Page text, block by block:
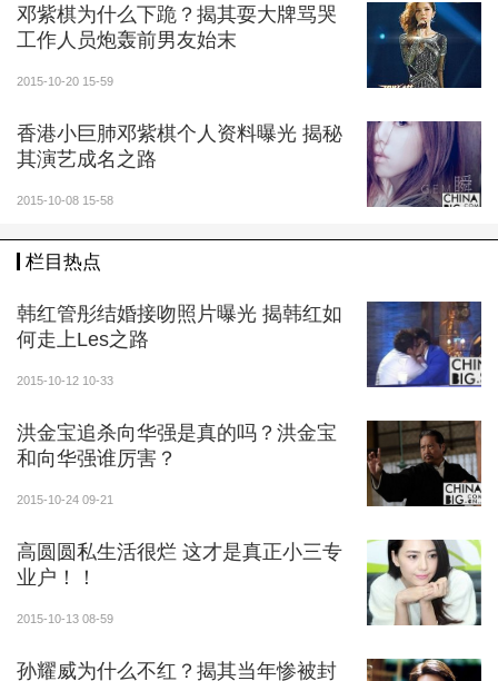
邓紫棋为什么下跪？揭其耍大牌骂哭
工作人员炮轰前男友始末
2015-10-20 15-59
香港小巨肺邓紫棋个人资料曝光 揭秘
其演艺成名之路
2015-10-08 15-58
栏目热点
韩红管彤结婚接吻照片曝光 揭韩红如
何走上Les之路
2015-10-12 10-33
洪金宝追杀向华强是真的吗？洪金宝
和向华强谁厉害？
2015-10-24 09-21
高圆圆私生活很烂 这才是真正小三专
业户！！
2015-10-13 08-59
孙耀威为什么不红？揭其当年惨被封